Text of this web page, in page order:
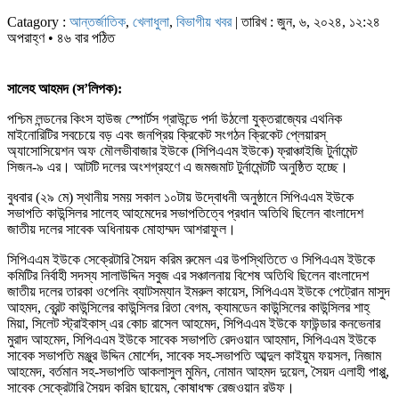
Catagory : আন্তর্জাতিক, খেলাধুলা, বিভাগীয় খবর| তারিখ : জুন, ৬, ২০২৪, ১২:২৪
অপরাহ্ণ • ৪৬ বার পঠিত
সালেহ আহমদ (স’লিপক):
পশ্চিম লন্ডনের কিংস হাউজ স্পোর্টস গ্রাউন্ডে পর্দা উঠলো যুক্তরাজ্যের এথনিক
মাইনোরিটির সবচেয়ে বড় এবং জনপ্রিয় ক্রিকেট সংগঠন ক্রিকেট প্লেয়ারস্
অ্যাসোসিয়েশন অফ মৌলভীবাজার ইউকে (সিপিএএম ইউকে) ফ্রাঞ্চাইজি টুর্নামেন্ট
সিজন-৯ এর। আটটি দলের অংশগ্রহণে এ জমজমাট টুর্নামেন্টটি অনুষ্ঠিত হচ্ছে।
বুধবার (২৯ মে) স্থানীয় সময় সকাল ১০টায় উদ্বোধনী অনুষ্ঠানে সিপিএএম ইউকে
সভাপতি কাউন্সিলর সালেহ আহমেদের সভাপতিত্বে প্রধান অতিথি ছিলেন বাংলাদেশ
জাতীয় দলের সাবেক অধিনায়ক মোহাম্মদ আশরাফুল।
সিপিএএম ইউকে সেক্রেটারি সৈয়দ করিম রুমেল এর উপস্থিতিতে ও সিপিএএম ইউকে
কমিটির নির্বাহী সদস্য সালাউদ্দিন সবুজ এর সঞ্চালনায় বিশেষ অতিথি ছিলেন বাংলাদেশ
জাতীয় দলের তারকা ওপেনিং ব্যাটসম্যান ইমরুল কায়েস, সিপিএএম ইউকে পেট্রোন মাসুদ
আহমদ, ব্রেন্ট কাউন্সিলের কাউন্সিলর রিতা বেগম, ক্যামডেন কাউন্সিলের কাউন্সিলর শাহ্
মিয়া, সিলেট স্ট্রাইকাস্ এর কোচ রাসেল আহমেদ, সিপিএএম ইউকে ফাউন্ডার কনভেনার
মুরাদ আহমেদ, সিপিএএম ইউকে সাবেক সভাপতি রেদওয়ান আহমাদ, সিপিএএম ইউকে
সাবেক সভাপতি মঞ্জুর উদ্দিন মোর্শেদ, সাবেক সহ-সভাপতি আব্দুল কাইয়ুম ফয়সল, নিজাম
আহমেদ, বর্তমান সহ-সভাপতি আকলাসুল মুমিন, নোমান আহমদ দুয়েল, সৈয়দ এলাহী পাপ্পু,
সাবেক সেক্রেটারি সৈয়দ করিম ছায়েম, কোষাধক্ষ রেজওয়ান রউফ।